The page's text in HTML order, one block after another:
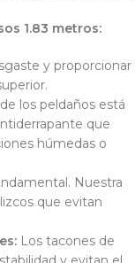
1.83 metros:
y proporcionar
los peldaños está
que
húmedas o
Nuestra
que evitan
Los tacones de